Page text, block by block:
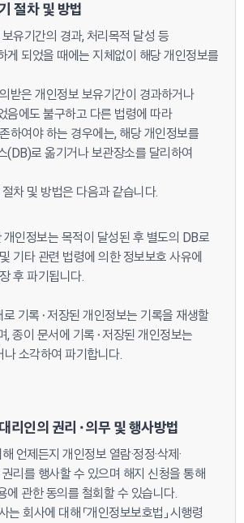
절차 및 방법
유기간의 경과, 처리목적 달성 등
게 되었을 때에는 지체없이 해당 개인정보를
받은 개인정보 보유기간이 경과하거나
음에도 불구하고 다른 법령에 따라
하여야 하는 경우에는, 해당 개인정보를
(DB)로 옮기거나 보관장소를 달리하여
차 및 방법은 다음과 같습니다.
인정보는 목적이 달성된 후 별도의 DB로
기타 관련 법령에 의한 정보보호 사유에
후 파기됩니다.
기록⬝저장된 개인정보는 기록을 재생할
, 종이 문서에 기록⬝저장된 개인정보는
소각하여 파기합니다.
리인의 권리⬝의무 및 행사방법
언제든지 개인정보 열람·정정·삭제·
리를 행사할 수 있으며 해지 신청을 통해
에 관한 동의를 철회할 수 있습니다.
회사에 대해 「개인정보보호법」 시행령